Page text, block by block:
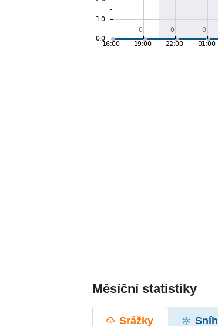
Měsíční statistiky
Srážky Sníh